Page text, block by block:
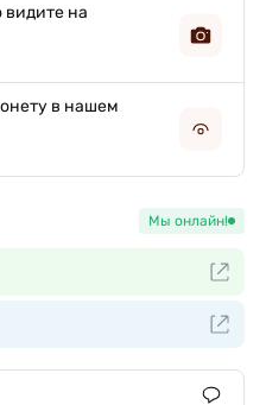
видите на
в нашем
Мы онлайн!